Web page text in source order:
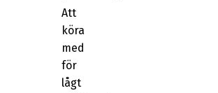
Att
köra
med
för
lågt